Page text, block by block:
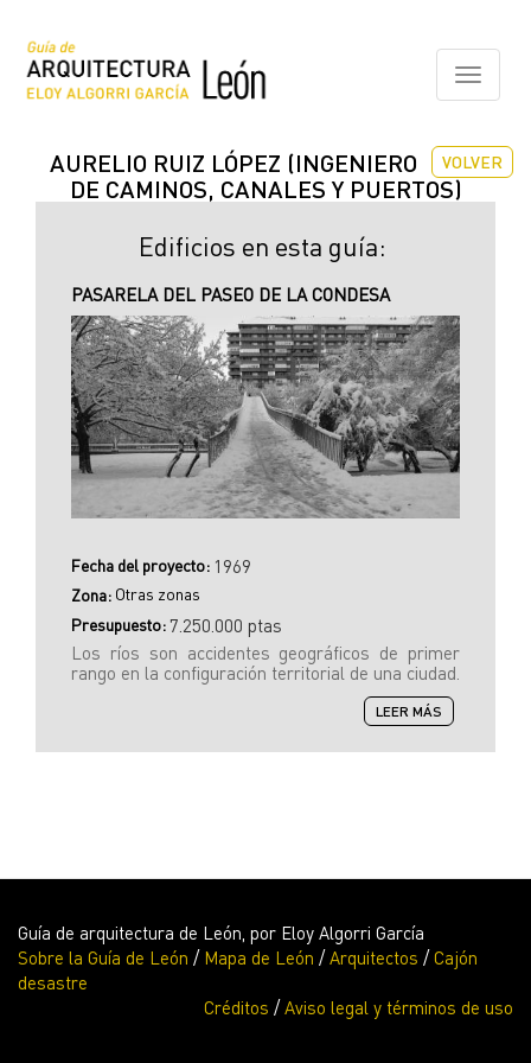
contenido
principal
Toggle
VOLVER
AURELIO RUIZ LÓPEZ (INGENIERO
DE CAMINOS, CANALES Y PUERTOS)
Edificios en esta guía:
PASARELA DEL PASEO DE LA CONDESA
Fecha del proyecto: 1969
Zona: Otras zonas
Presupuesto: 7.250.000 ptas
Los ríos son accidentes geográficos de primer
rango en la configuración territorial de una ciudad.
LEER MÁS SOBRE
PASARELA
Guía de arquitectura de León, por Eloy Algorri García
Sobre la Guía de León / Mapa de León /Arquitectos /Cajón
desastre
Créditos /Aviso legal y términos de uso